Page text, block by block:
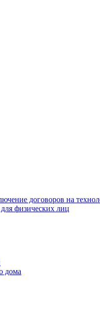
договоров на
физических лиц
дома